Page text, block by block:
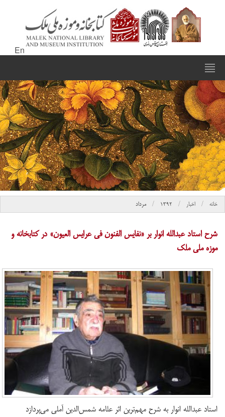
En
خانه اخبار ۱۳۹۲ مرداد
شرح استاد عبدالله انوار بر «نفایس الفنون فی عرایس العیون» در کتابخانه و
موزه ملی ملک
استاد عبدالله انوار به شرح مهم‌ترین اثر علامه شمس‌الدین آملی می‌پردازد